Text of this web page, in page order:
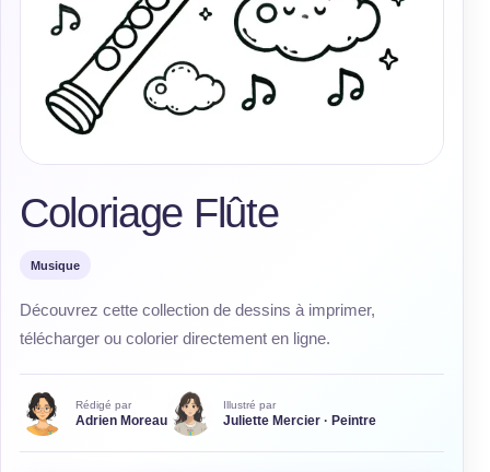
Coloriage Flûte
Musique
Découvrez cette collection de dessins à imprimer,
télécharger ou colorier directement en ligne.
Rédigé par
Adrien Moreau
Illustré par
Juliette Mercier · Peintre